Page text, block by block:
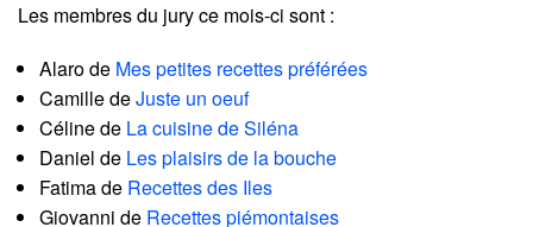
Les membres du jury ce mois-ci sont :
Alaro de Mes petites recettes préférées
Camille deJuste un oeuf
Céline de La cuisine de Siléna
Daniel de Les plaisirs de la bouche
Fatima de Recettes des Iles
Giovanni de Recettes piémontaises